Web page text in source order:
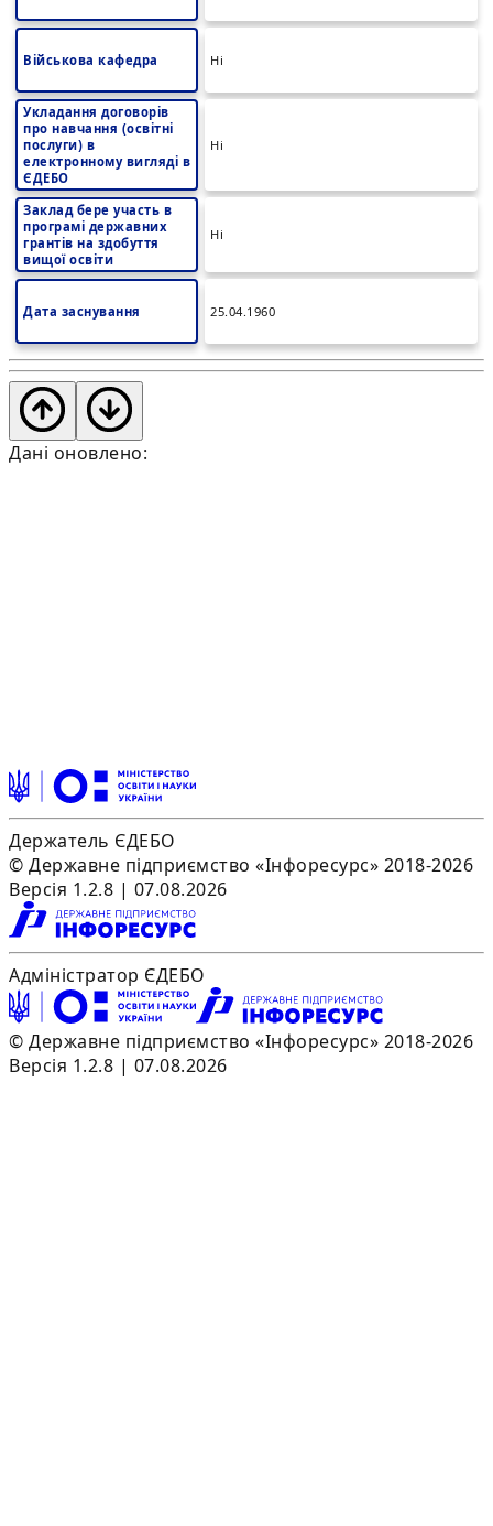
Військова кафедра Ні
Укладання договорів
про навчання (освітні
послуги) в
електронному вигляді в
ЄДЕБО
Ні
Заклад бере участь в
програмі державних
грантів на здобуття
вищої освіти
Ні
Дата заснування 25.04.1960
Дані оновлено:
Держатель ЄДЕБО
© Державне підприємство «Інфоресурс» 2018-2026
Версія 1.2.8 | 07.08.2026
Адміністратор ЄДЕБО
© Державне підприємство «Інфоресурс» 2018-2026
Версія 1.2.8 | 07.08.2026